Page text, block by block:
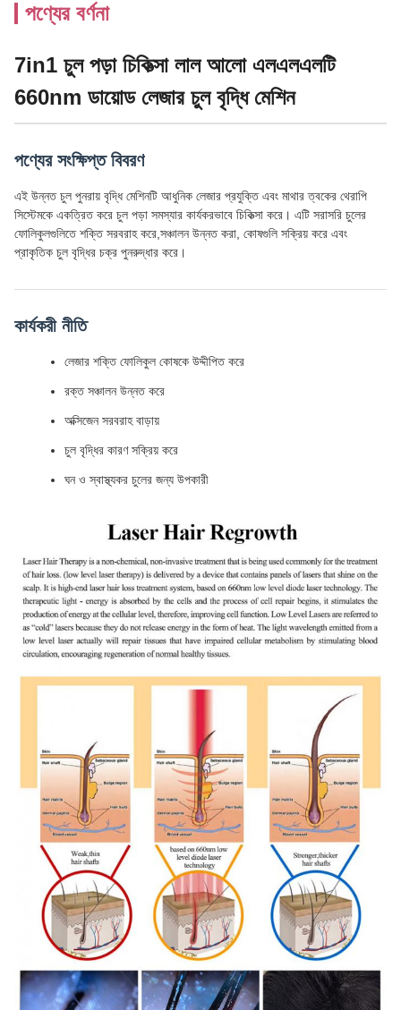
পণ্যের বর্ণনা
7in1 চুল পড়া চিকিত্সা লাল আলো এলএলএলটি
660nm ডায়োড লেজার চুল বৃদ্ধি মেশিন
পণ্যের সংক্ষিপ্ত বিবরণ
এই উন্নত চুল পুনরায় বৃদ্ধি মেশিনটি আধুনিক লেজার প্রযুক্তি এবং মাথার ত্বকের থেরাপি
সিস্টেমকে একত্রিত করে চুল পড়া সমস্যার কার্যকরভাবে চিকিত্সা করে। এটি সরাসরি চুলের
ফোলিকুলগুলিতে শক্তি সরবরাহ করে,সঞ্চালন উন্নত করা, কোষগুলি সক্রিয় করে এবং
প্রাকৃতিক চুল বৃদ্ধির চক্র পুনরুদ্ধার করে।
কার্যকরী নীতি
লেজার শক্তি ফোলিকুল কোষকে উদ্দীপিত করে
রক্ত সঞ্চালন উন্নত করে
অক্সিজেন সরবরাহ বাড়ায়
চুল বৃদ্ধির কারণ সক্রিয় করে
ঘন ও স্বাস্থ্যকর চুলের জন্য উপকারী